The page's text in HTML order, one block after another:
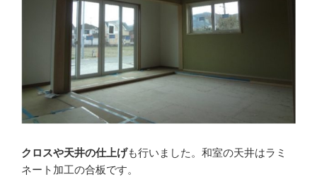
クロスや天井の仕上げも行いました。和室の天井はラミ
ネート加工の合板です。